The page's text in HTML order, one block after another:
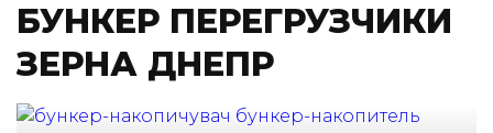
БУНКЕР ПЕРЕГРУЗЧИКИ
ЗЕРНА ДНЕПР